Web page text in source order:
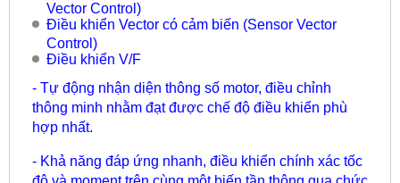
Vector Control)
Điều khiển Vector có cảm biến (Sensor Vector
Control)
Điều khiển V/F
- Tự động nhận diện thông số motor, điều chỉnh
thông minh nhằm đạt được chế độ điều khiển phù
hợp nhất.
- Khả năng đáp ứng nhanh, điều khiển chính xác tốc